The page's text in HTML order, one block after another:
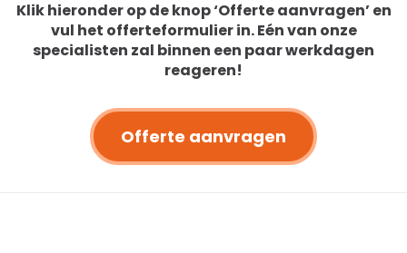
Klik hieronder op de knop ‘Offerte aanvragen’ en
vul het offerteformulier in. Eén van onze
specialisten zal binnen een paar werkdagen
reageren!
Offerte aanvragen